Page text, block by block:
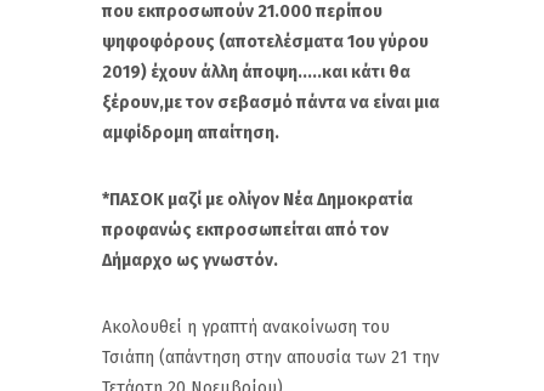
που εκπροσωπούν 21.000 περίπου
ψηφοφόρους (αποτελέσματα 1ου γύρου
2019) έχουν άλλη άποψη.....και κάτι θα
ξέρουν,με τον σεβασμό πάντα να είναι μια
αμφίδρομη απαίτηση.
*ΠΑΣΟΚ μαζί με ολίγον Νέα Δημοκρατία
προφανώς εκπροσωπείται από τον
Δήμαρχο ως γνωστόν.
Ακολουθεί η γραπτή ανακοίνωση του
Τσιάπη (απάντηση στην απουσία των 21 την